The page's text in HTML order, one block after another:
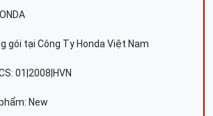
gói tại Công Ty Honda Việt Nam
01|2008|HVN
New